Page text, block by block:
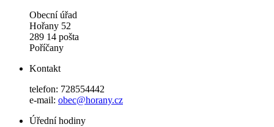
Obecní úřad
Hořany 52
289 14 pošta
Poříčany
Kontakt
telefon: 728554442
e-mail: obec@horany.cz
Úřední hodiny